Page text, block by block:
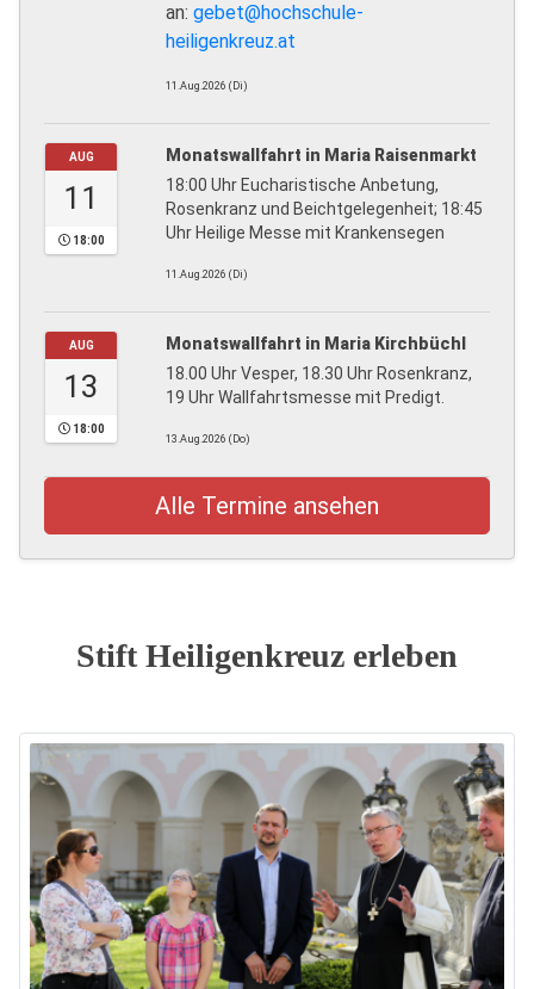
an: gebet@hochschule-
heiligenkreuz.at
11.Aug.2026 (Di)
AUG
11
18:00
Monatswallfahrt in Maria Raisenmarkt
18:00 Uhr Eucharistische Anbetung,
Rosenkranz und Beichtgelegenheit; 18:45
Uhr Heilige Messe mit Krankensegen
11.Aug.2026 (Di)
AUG
13
18:00
Monatswallfahrt in Maria Kirchbüchl
18.00 Uhr Vesper, 18.30 Uhr Rosenkranz,
19 Uhr Wallfahrtsmesse mit Predigt.
13.Aug.2026 (Do)
Alle Termine ansehen
Stift Heiligenkreuz erleben